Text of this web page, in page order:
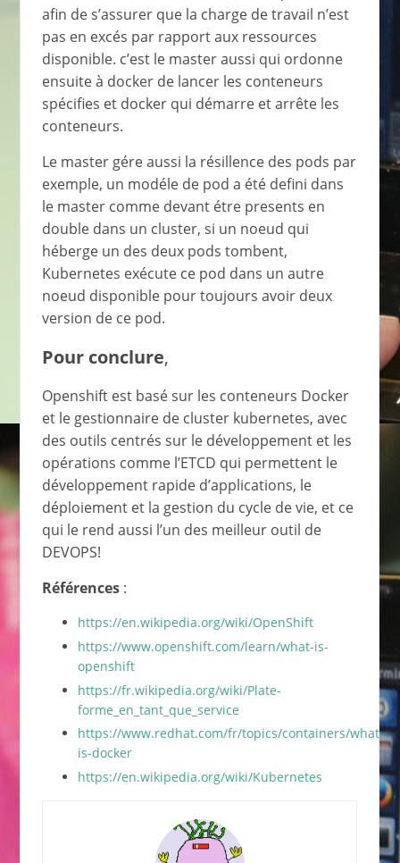
afin de s’assurer que la charge de travail n’est
pas en excés par rapport aux ressources
disponible. c’est le master aussi qui ordonne
ensuite à docker de lancer les conteneurs
spécifies et docker qui démarre et arrête les
conteneurs.
Le master gére aussi la résillence des pods par
exemple, un modéle de pod a été defini dans
le master comme devant étre presents en
double dans un cluster, si un noeud qui
héberge un des deux pods tombent,
Kubernetes exécute ce pod dans un autre
noeud disponible pour toujours avoir deux
version de ce pod.
Pour conclure,
Openshift est basé sur les conteneurs Docker
et le gestionnaire de cluster kubernetes, avec
des outils centrés sur le développement et les
opérations comme l’ETCD qui permettent le
développement rapide d’applications, le
déploiement et la gestion du cycle de vie, et ce
qui le rend aussi l’un des meilleur outil de
DEVOPS!
Références:
https://en.wikipedia.org/wiki/OpenShift
https://www.openshift.com/learn/what-is-
openshift
https://fr.wikipedia.org/wiki/Plate-
forme_en_tant_que_service
https://www.redhat.com/fr/topics/containers/what-
is-docker
https://en.wikipedia.org/wiki/Kubernetes